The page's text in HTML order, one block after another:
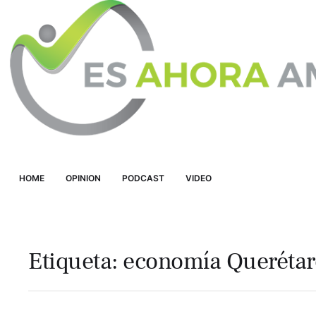
HOME OPINION PODCAST VIDEO
Etiqueta: economía